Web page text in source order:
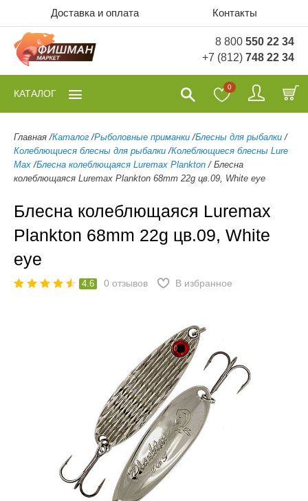
Доставка и оплата Контакты
8 800 550 22 34
+7 (812) 748 22 34
0
КАТАЛОГ
Главная /Каталог /Рыболовные приманки /Блесны для рыбалки /
Колеблющиеся блесны для рыбалки /Колеблющиеся блесны Lure
Max /Блесна колеблющаяся Luremax Plankton / Блесна
колеблющаяся Luremax Plankton 68mm 22g цв.09, White eye
Блесна колеблющаяся Luremax
Plankton 68mm 22g цв.09, White
eye
4.6 0 отзывов В избранное